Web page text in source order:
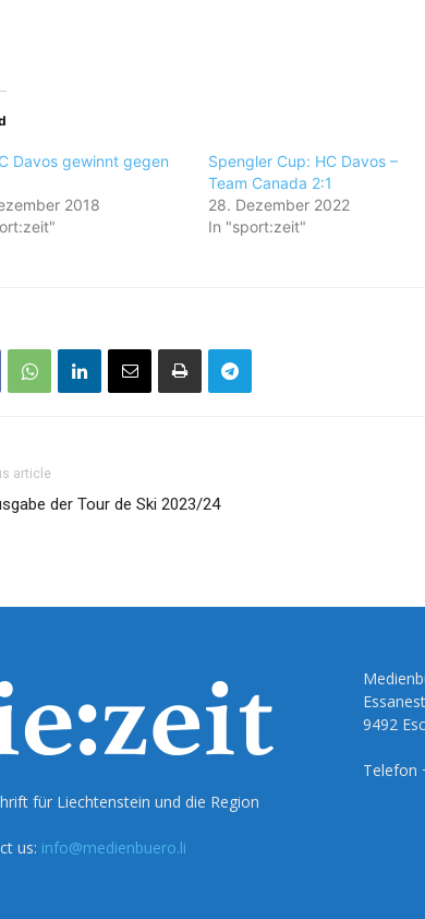
Davos gewinnt gegen
2018
Spengler Cup: HC Davos –
Team Canada 2:1
28. Dezember 2022
In "sport:zeit"
article
der Tour de Ski 2023/24
für Liechtenstein und die Region
us: info@medienbuero.li
9492
Telefon